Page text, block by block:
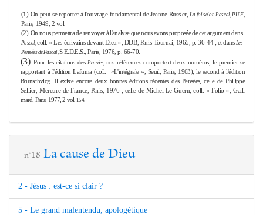
(1) On peut se reporter à l'ouvrage fondamental de Jeanne Russier,La foi selon Pascal,P.U.F.,
Paris, 1949, 2 vol.
(2) On nous permettra de renvoyer à l'analyse que nous avons proposée de cet argumentdans
Pascal,coll. « Les écrivains devant Dieu », DDB, Paris-Tournai, 1965, p. 36-44 ; etdans Les
Pensées de Pascal, S.E.D.E.S., Paris, 1976, p. 66-70.
(3)Pour les citations desPensées, nos références comportent deux numéros, le premier se
rapportant à l'édition Lafuma (coll.
«L'intégrale », Seuil, Paris, 1963), le second à l'édition
Brunschvicg. Il existe encore deux bonnes éditions récentes des Pensées, celle de Philippe
Sellier, Mercure de France, Paris, 1976 ; celle de Michel Le Guern, coll. « Folio », Galli­
mard, Paris, 1977, 2 vol. 154.
n°18 La cause de Dieu
2 - Jésus : est-ce si clair ?
5 - Le grand malentendu, apologétique